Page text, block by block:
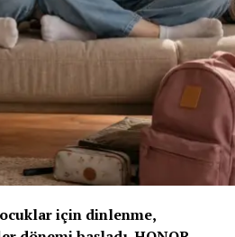
disipliniyle şekillenir. AXA
yaklaşımımızı önleyici
birleştiriyor, Adaptif Sigortacılık
hazırlanıyoruz. Çünkü
olan, yalnızca gerçekleşen
hayatı koruyan, riskleri
artıran sigortacılık modelidir.”
Dönemin Belirleyicileri
için dinlenme,